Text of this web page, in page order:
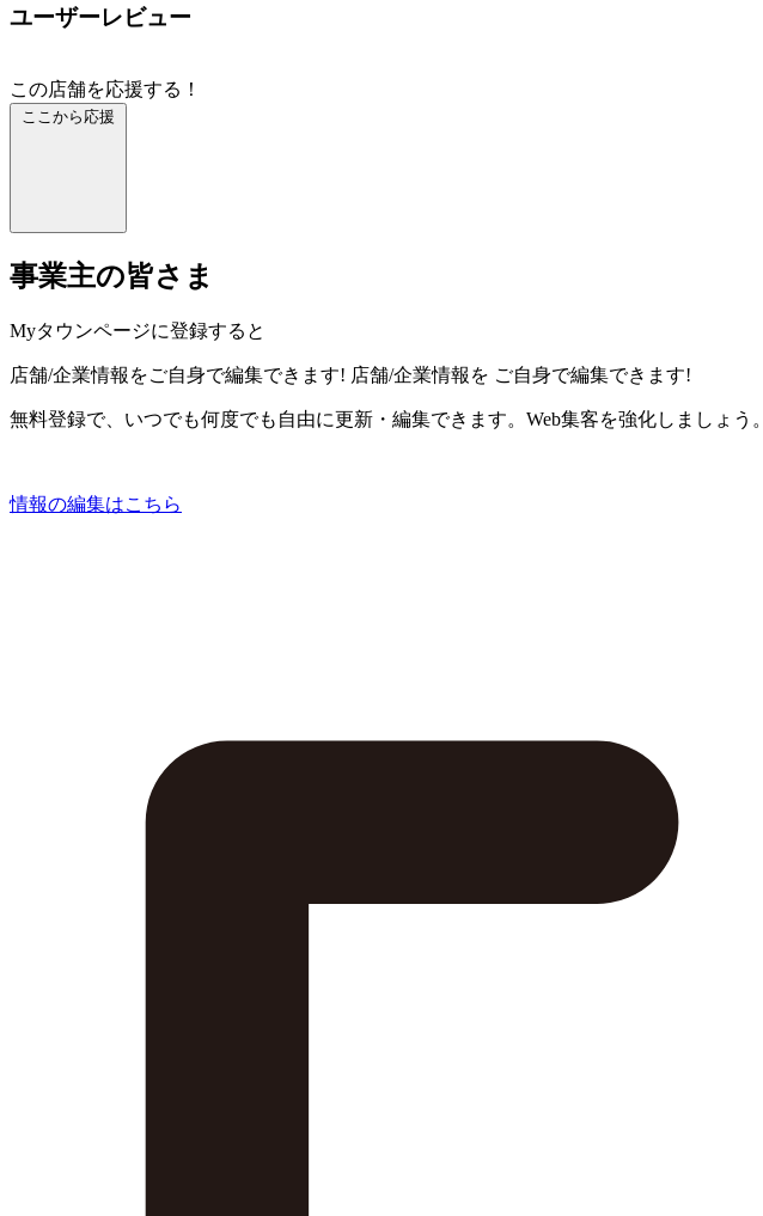
ユーザーレビュー
この店舗を応援する！
ここから応援
事業主の皆さま
Myタウンページに登録すると
店舗/企業情報をご自身で編集できます! 店舗/企業情報を ご自身で編集できます!
無料登録で、いつでも何度でも自由に更新・編集できます。Web集客を強化しましょう。
情報の編集はこちら